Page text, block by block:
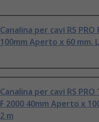
Canalina per cavi RS PRO
100mm Aperto x 60 mm,
Canalina per cavi RS
F 2000 40mm Aperto x
2 m